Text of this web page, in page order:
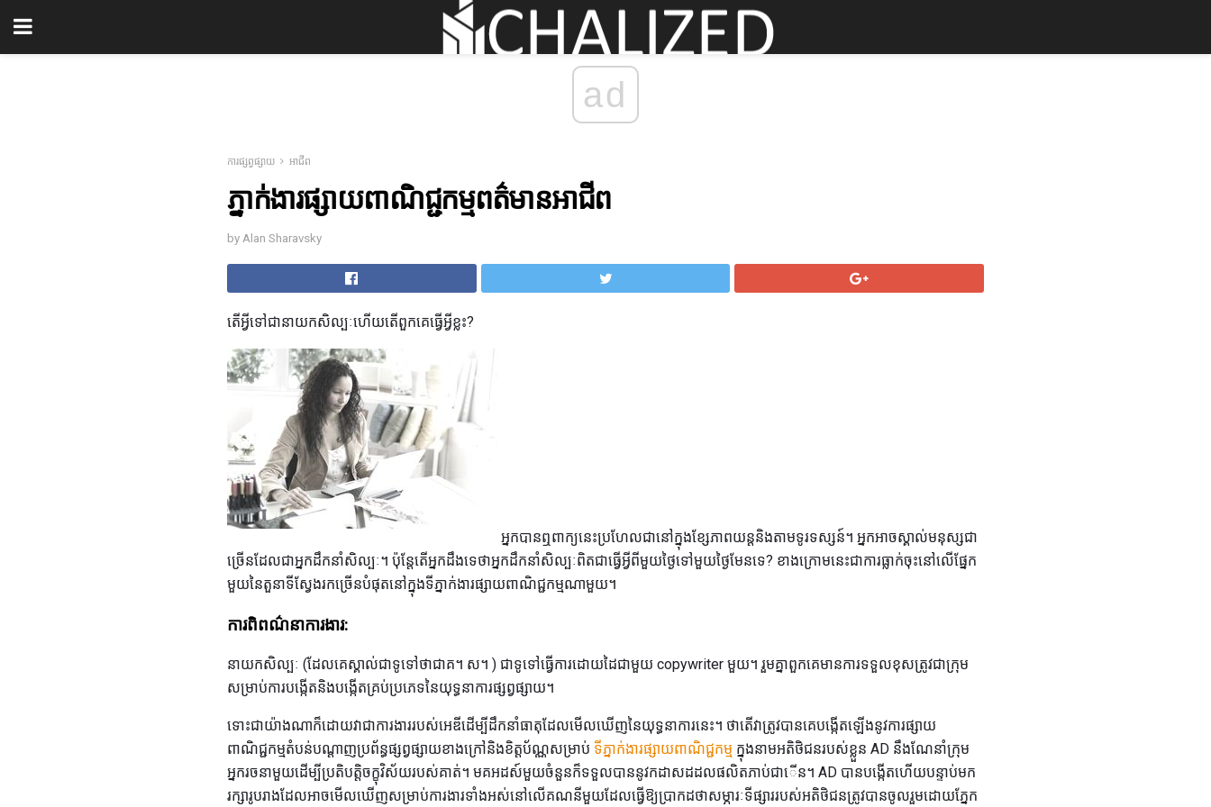
ad
ការផ្សព្វផ្សាយ អាជីព
ភ្នាក់ងារផ្សាយពាណិជ្ជកម្មពត៌មានអាជីព
by Alan Sharavsky
តើអ្វីទៅជានាយកសិល្បៈហើយតើពួកគេធ្វើអ្វីខ្លះ?
អ្នកបានឮពាក្យនេះប្រហែលជានៅក្នុងខ្សែភាពយន្ដនិងតាមទូរទស្សន៍។ អ្នកអាចស្គាល់មនុស្សជា
ច្រើនដែលជាអ្នកដឹកនាំសិល្បៈ។ ប៉ុន្តែតើអ្នកដឹងទេថាអ្នកដឹកនាំសិល្បៈពិតជាធ្វើអ្វីពីមួយថ្ងៃទៅមួយថ្ងៃមែនទេ? ខាងក្រោមនេះជាការធ្លាក់ចុះនៅលើផ្នែក
មួយនៃតួនាទីស្វែងរកច្រើនបំផុតនៅក្នុងទីភ្នាក់ងារផ្សាយពាណិជ្ជកម្មណាមួយ។
ការពិពណ៌នាការងារ:
នាយកសិល្បៈ (ដែលគេស្គាល់ជាទូទៅថាជាគ។ ស។ ) ជាទូទៅធ្វើការដោយដៃជាមួយ copywriter មួយ។ រួមគ្នាពួកគេមានការទទួលខុសត្រូវជាក្រុម
សម្រាប់ការបង្កើតនិងបង្កើតគ្រប់ប្រភេទនៃយុទ្ធនាការផ្សព្វផ្សាយ។
ទោះជាយ៉ាងណាក៏ដោយវាជាការងាររបស់អេឌីដើម្បីដឹកនាំធាតុដែលមើលឃើញនៃយុទ្ធនាការនេះ។ ថាតើវាត្រូវបានគេបង្កើតឡើងនូវការផ្សាយ
ពាណិជ្ជកម្មតំបន់បណ្ដាញប្រព័ន្ធផ្សព្វផ្សាយខាងក្រៅនិងខិត្តប័ណ្ណសម្រាប់ ទីភ្នាក់ងារផ្សាយពាណិជ្ជកម្ម ក្នុងនាមអតិថិជនរបស់ខ្លួន AD នឹងណែនាំក្រុម
អ្នករចនាមួយដើម្បីប្រតិបត្តិចក្ខុវិស័យរបស់គាត់។ មគអដស៍មួយចំនួនក៏ទទួលបាននូវកដាសដដលផលិតភាប់ជាើន។ AD បានបង្កើតហើយបន្ទាប់មក
រក្សារូបរាងដែលអាចមើលឃើញសម្រាប់ការងារទាំងអស់នៅលើគណនីមួយដែលធ្វើឱ្យប្រាកដថាសម្ភារៈទីផ្សាររបស់អតិថិជនត្រូវបានចូលរួមដោយភ្នែក